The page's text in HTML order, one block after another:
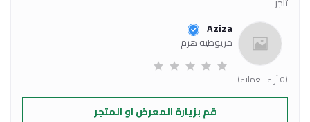
Aziza
مريوطيه هرم
(0 آراء العملاء)
قم بزيارة المعرض او المتجر